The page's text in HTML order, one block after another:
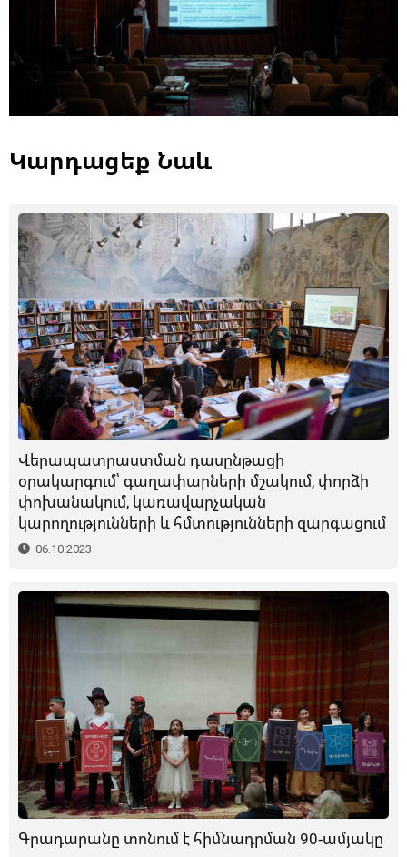
Կարդացեք Նաև
Վերապատրաստման դասընթացի
օրակարգում՝ գաղափարների մշակում, փորձի
փոխանակում, կառավարչական
կարողությունների և հմտությունների զարգացում
06.10.2023
Գրադարանը տոնում է հիմնադրման 90-ամյակը